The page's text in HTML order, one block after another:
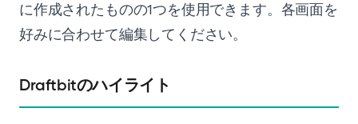
に作成されたものの1つを使用できます。各画面を
好みに合わせて編集してください。
Draftbitのハイライト